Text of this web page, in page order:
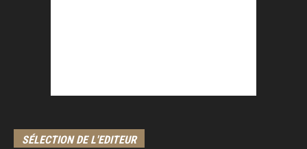
SÉLECTION DE L'EDITEUR